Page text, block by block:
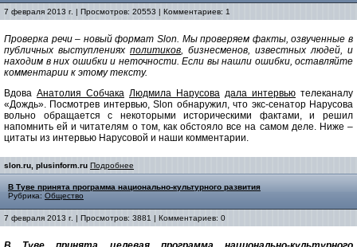
7 февраля 2013 г. | Просмотров: 20553 | Комментариев: 1
Проверка речи – новый формат Slon. Мы проверяем факты, озвученные в
публичных выступлениях политиков, бизнесменов, известных людей, и
находим в них ошибки и неточности. Если вы нашли ошибки, оставляйте
комментарии к этому тексту.
Вдова Анатолия Собчака Людмила Нарусова дала интервью телеканалу
«Дождь». Посмотрев интервью, Slon обнаружил, что экс-сенатор Нарусова
вольно обращается с некоторыми историческими фактами, и решил
напомнить ей и читателям о том, как обстояло все на самом деле. Ниже –
цитаты из интервью Нарусовой и наши комментарии.
slon.ru, plusinform.ru Подробнее
В Туве принята программа национально-культурного развития
Рубрика: Общество
7 февраля 2013 г. | Просмотров: 3881 | Комментариев: 0